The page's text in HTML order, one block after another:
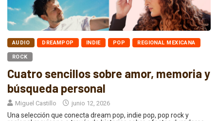
AUDIO DREAMPOP INDIE POP REGIONAL MEXICANA
ROCK
Cuatro sencillos sobre amor, memoria y
búsqueda personal
Miguel Castillo junio 12, 2026
Una selección que conecta dream pop, indie pop, pop rock y